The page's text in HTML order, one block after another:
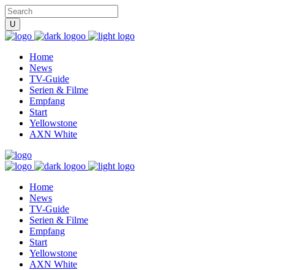
Home
News
TV-Guide
Serien & Filme
Empfang
Start
Yellowstone
AXN White
Home
News
TV-Guide
Serien & Filme
Empfang
Start
Yellowstone
AXN White